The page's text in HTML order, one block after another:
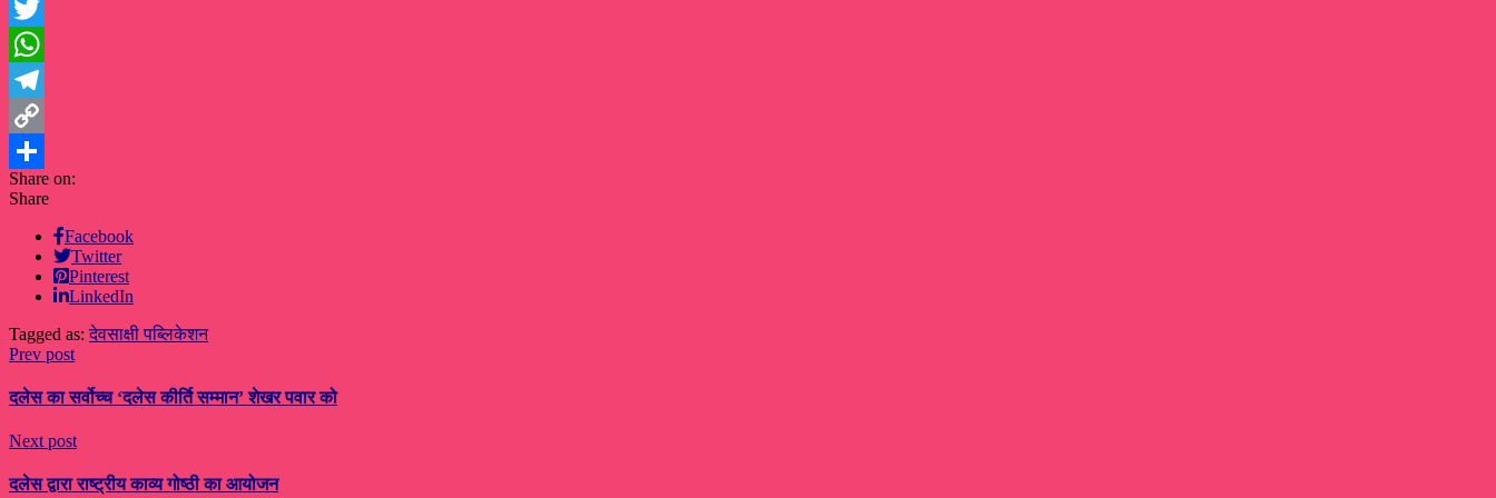
Facebook
Twitter
WhatsApp
Telegram
Copy
Link
Share
Share on:
Share
Facebook
Twitter
Pinterest
LinkedIn
Tagged as:देवसाक्षी पब्लिकेशन
Prev post
दलेस का सर्वोच्च ‘दलेस कीर्ति सम्मान’ शेखर पवार को
Next post
दलेस द्वारा राष्ट्रीय काव्य गोष्ठी का आयोजन